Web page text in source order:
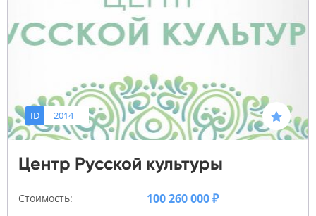
ID 2014
Центр Русской культуры
Стоимость: 100 260 000 ₽